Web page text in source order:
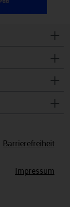
Barrierefreiheit
Impressum